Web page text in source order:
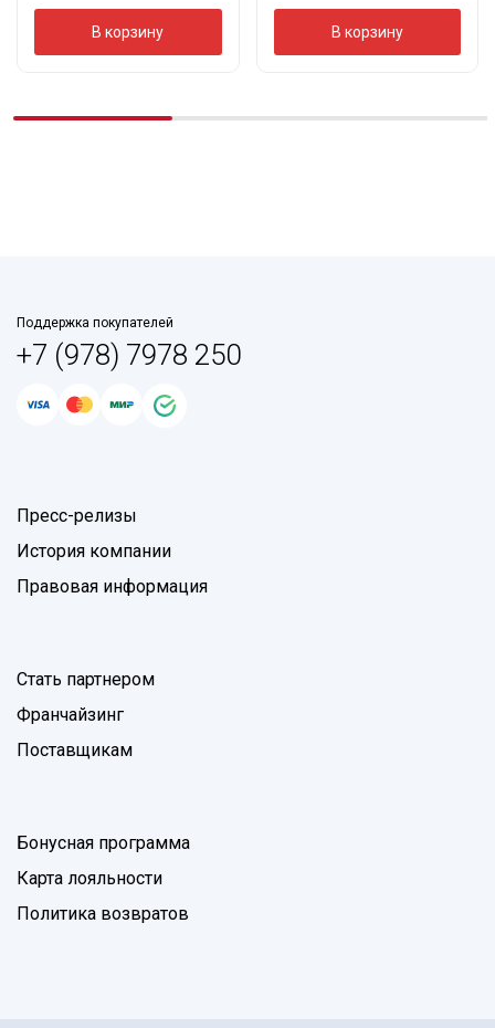
В корзину В корзину
Поддержка покупателей
+7 (978) 7978 250
Пресс-релизы
История компании
Правовая информация
Стать партнером
Франчайзинг
Поставщикам
Бонусная программа
Карта лояльности
Политика возвратов